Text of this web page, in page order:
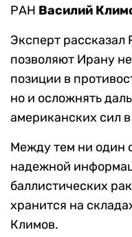
РАН Василий
Эксперт рассказал
позволяют Ирану
позиции в
но и осложнять
американских сил
Между тем ни один
надежной
баллистических
хранится на
Климов.